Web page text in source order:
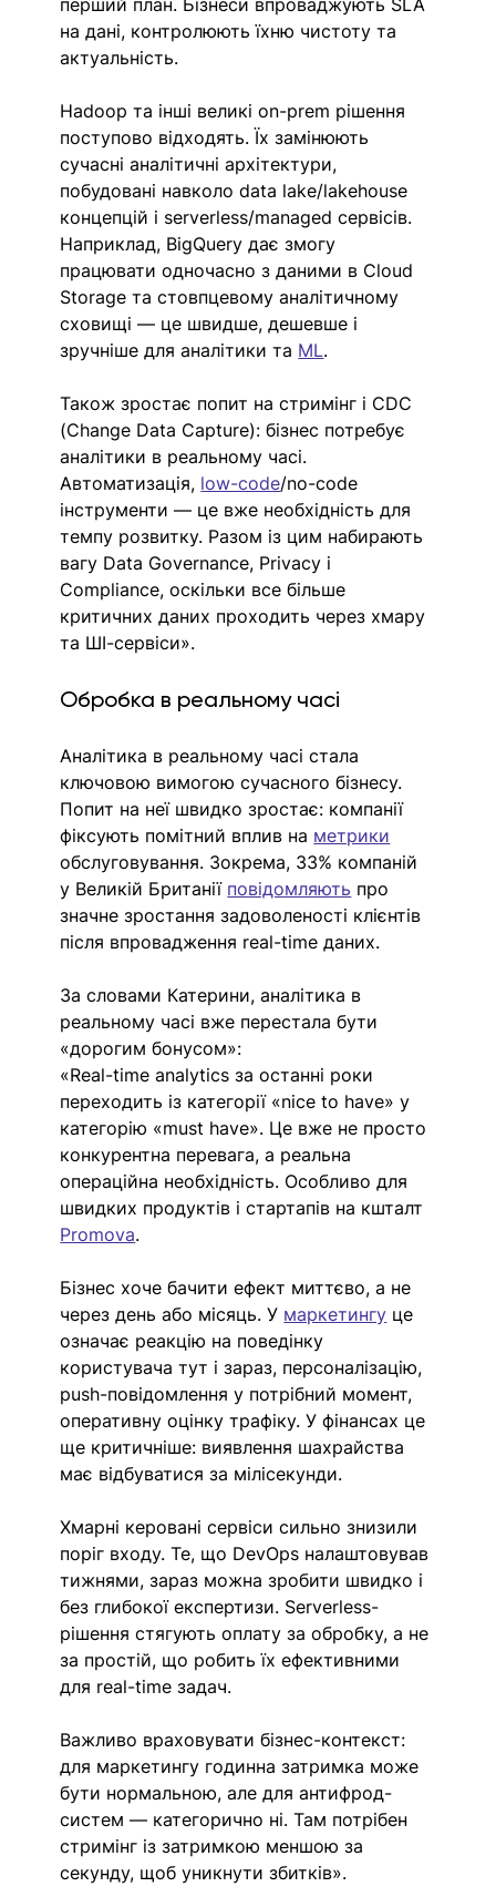
на дані, контролюють їхню чистоту та
актуальність.
Hadoop та інші великі on-prem рішення
поступово відходять. Їх замінюють
сучасні аналітичні архітектури,
побудовані навколо data lake/lakehouse
концепцій і serverless/managed сервісів.
Наприклад, BigQuery дає змогу
працювати одночасно з даними в Cloud
Storage та стовпцевому аналітичному
сховищі — це швидше, дешевше і
зручніше для аналітики та ML.
Також зростає попит на стримінг і CDC
(Change Data Capture): бізнес потребує
аналітики в реальному часі.
Автоматизація, low-code/no-code
інструменти — це вже необхідність для
темпу розвитку. Разом із цим набирають
вагу Data Governance, Privacy і
Compliance, оскільки все більше
критичних даних проходить через хмару
та ШІ-сервіси».
Обробка в реальному часі
Аналітика в реальному часі стала
ключовою вимогою сучасного бізнесу.
Попит на неї швидко зростає: компанії
фіксують помітний вплив на метрики
обслуговування. Зокрема, 33% компаній
у Великій Британії повідомляють про
значне зростання задоволеності клієнтів
після впровадження real-time даних.
За словами Катерини, аналітика в
реальному часі вже перестала бути
«дорогим бонусом»:
«Real-time analytics за останні роки
переходить із категорії «nice to have» у
категорію «must have». Це вже не просто
конкурентна перевага, а реальна
операційна необхідність. Особливо для
швидких продуктів і стартапів на кшталт
Promova.
Бізнес хоче бачити ефект миттєво, а не
через день або місяць. У маркетингу це
означає реакцію на поведінку
користувача тут і зараз, персоналізацію,
push-повідомлення у потрібний момент,
оперативну оцінку трафіку. У фінансах це
ще критичніше: виявлення шахрайства
має відбуватися за мілісекунди.
Хмарні керовані сервіси сильно знизили
поріг входу. Те, що DevOps налаштовував
тижнями, зараз можна зробити швидко і
без глибокої експертизи. Serverless-
рішення стягують оплату за обробку, а не
за простій, що робить їх ефективними
для real-time задач.
Важливо враховувати бізнес-контекст:
для маркетингу годинна затримка може
бути нормальною, але для антифрод-
систем — категорично ні. Там потрібен
стримінг із затримкою меншою за
секунду, щоб уникнути збитків».